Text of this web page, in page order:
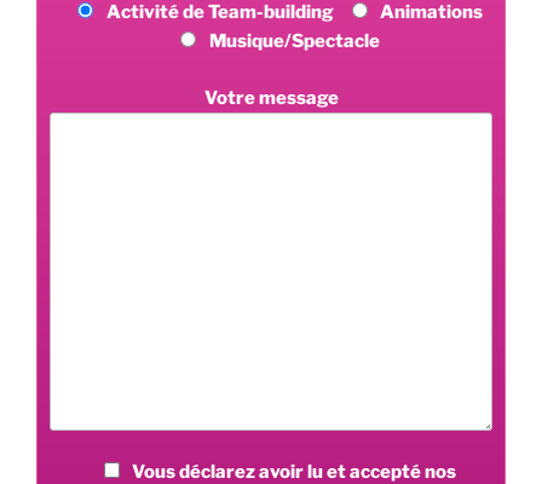
Activité de Team-building
Animations
Musique/Spectacle
Votre message
Vous déclarez avoir lu et accepté nos